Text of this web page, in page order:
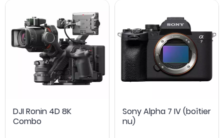
DJI Ronin 4D 8K
Combo
Sony Alpha 7 IV (boîtier
nu)